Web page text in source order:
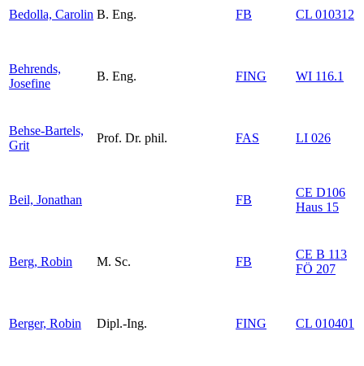
Bedolla, Carolin B. Eng. FB CL 010312
Behrends,
Josefine
B. Eng. FING WI 116.1
Behse-Bartels,
Grit
Prof. Dr. phil. FAS LI 026
Beil, Jonathan FB
CE D106
Haus 15
Berg, Robin M. Sc. FB
CE B 113
FÖ 207
Berger, Robin Dipl.-Ing. FING CL 010401